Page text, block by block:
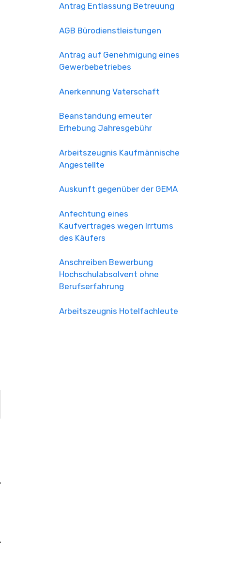
Antrag Entlassung Betreuung
AGB Bürodienstleistungen
Antrag auf Genehmigung eines
Gewerbebetriebes
Anerkennung Vaterschaft
Beanstandung erneuter
Erhebung Jahresgebühr
Arbeitszeugnis Kaufmännische
Angestellte
Auskunft gegenüber der GEMA
Anfechtung eines
Kaufvertrages wegen Irrtums
des Käufers
Anschreiben Bewerbung
Hochschulabsolvent ohne
Berufserfahrung
Arbeitszeugnis Hotelfachleute